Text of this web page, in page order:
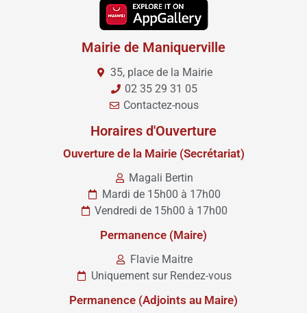
Mairie de Maniquerville
35, place de la Mairie
02 35 29 31 05
Contactez-nous
Horaires d'Ouverture
Ouverture de la Mairie (Secrétariat)
Magali Bertin
Mardi de 15h00 à 17h00
Vendredi de 15h00 à 17h00
Permanence (Maire)
Flavie Maitre
Uniquement sur Rendez-vous
Permanence (Adjoints au Maire)